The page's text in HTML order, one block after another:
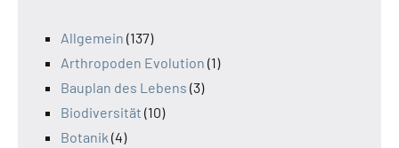
Allgemein (137)
Arthropoden Evolution (1)
Bauplan des Lebens (3)
Biodiversität (10)
Botanik (4)